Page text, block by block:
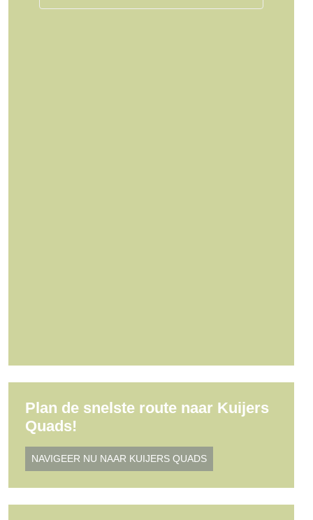
Plan de snelste route naar Kuijers
Quads!
NAVIGEER NU NAAR KUIJERS QUADS